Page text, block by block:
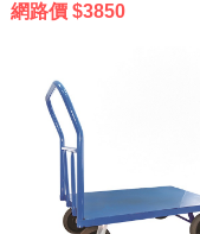
網路價 $3850